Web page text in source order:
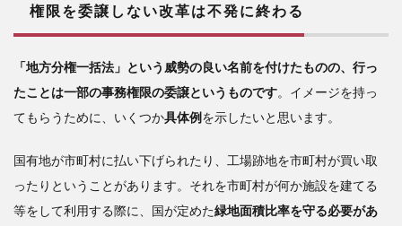
立
法と
教育
の権
限を
分権
たし
3
秋
権限を委譲しない改革は不発に終わる
「地方分権一括法」という威勢の良い名前を付けたものの、行っ
たことは一部の事務権限の委譲というものです。イメージを持っ
てもらうために、いくつか具体例を示したいと思います。
国有地が市町村に払い下げられたり、工場跡地を市町村が買い取
ったりということがあります。それを市町村が何か施設を建てる
等をして利用する際に、国が定めた緑地面積比率を守る必要があ